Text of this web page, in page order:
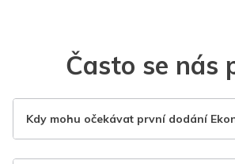
Často se nás
Kdy mohu očekávat první dodání